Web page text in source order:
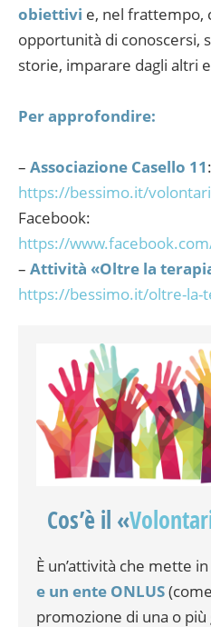
obiettivi e, nel frattempo,
opportunità di conoscersi,
storie, imparare dagli altri
Per approfondire:
– Associazione Casello 11:
https://bessimo.it/
Facebook:
https://
– Attività «Oltre la
https://bessimo.it/oltre-la-
Cos’è il «
È un’attività che mette
e un ente ONLUS
promozione di una o